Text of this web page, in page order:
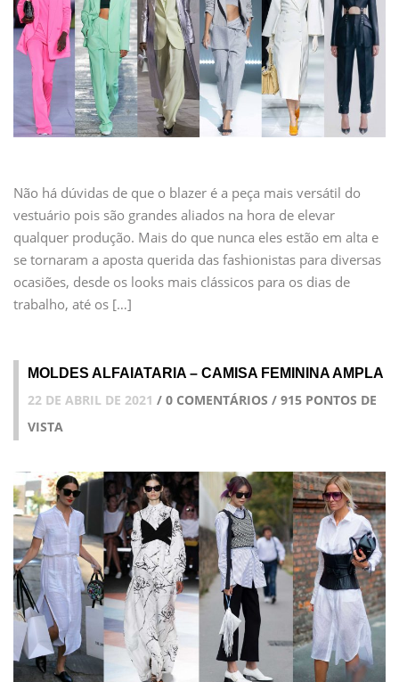
Não há dúvidas de que o blazer é a peça mais versátil do
vestuário pois são grandes aliados na hora de elevar
qualquer produção. Mais do que nunca eles estão em alta e
se tornaram a aposta querida das fashionistas para diversas
ocasiões, desde os looks mais clássicos para os dias de
trabalho, até os […]
MOLDES ALFAIATARIA – CAMISA FEMININA AMPLA
22 DE ABRIL DE 2021 / 0 COMENTÁRIOS / 915 PONTOS DE
VISTA